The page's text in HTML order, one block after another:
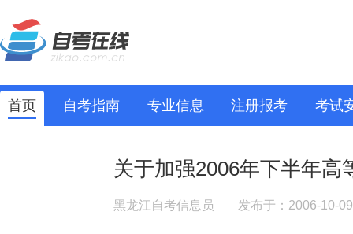
首页 自考指南 专业信息 注册报考 考试
关于加强2006年下半年
黑龙江自考信息员 发布于：2006-10-09